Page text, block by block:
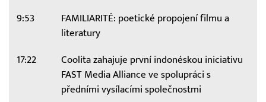
9:53
FAMILIARITÉ: poetické propojení filmu a
literatury
17:22
Coolita zahajuje první indonéskou iniciativu
FAST Media Alliance ve spolupráci s
předními vysílacími společnostmi